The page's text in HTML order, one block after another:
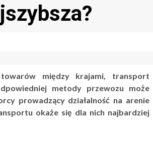
między krajami, transport
metody przewozu może
prowadzący działalność na arenie
okaże się dla nich najbardziej